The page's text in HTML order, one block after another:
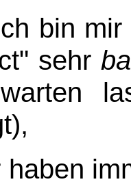
bin
sehr
,
haben